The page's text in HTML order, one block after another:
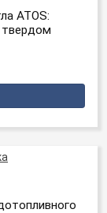
ATOS:
твердом